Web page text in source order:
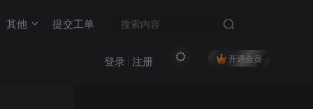
其他 提交工单
开通会员
登录 注册